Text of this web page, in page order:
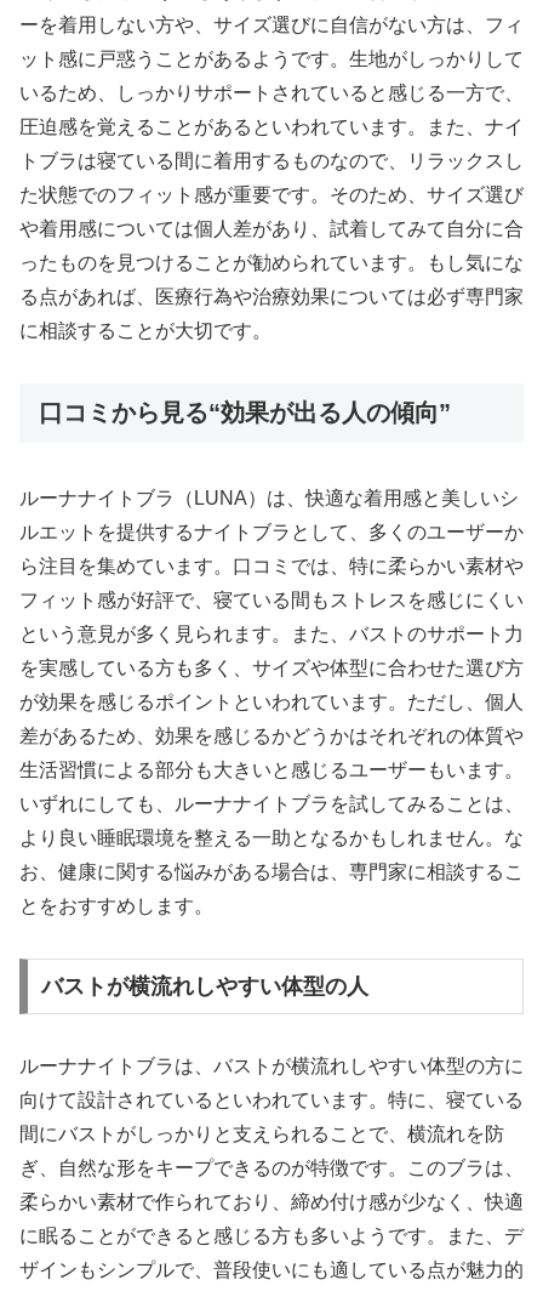
ーを着用しない方や、サイズ選びに自信がない方は、フィ
ット感に戸惑うことがあるようです。生地がしっかりして
いるため、しっかりサポートされていると感じる一方で、
圧迫感を覚えることがあるといわれています。また、ナイ
トブラは寝ている間に着用するものなので、リラックスし
た状態でのフィット感が重要です。そのため、サイズ選び
や着用感については個人差があり、試着してみて自分に合
ったものを見つけることが勧められています。もし気にな
る点があれば、医療行為や治療効果については必ず専門家
に相談することが大切です。
口コミから見る“効果が出る人の傾向”
ルーナナイトブラ（LUNA）は、快適な着用感と美しいシ
ルエットを提供するナイトブラとして、多くのユーザーか
ら注目を集めています。口コミでは、特に柔らかい素材や
フィット感が好評で、寝ている間もストレスを感じにくい
という意見が多く見られます。また、バストのサポート力
を実感している方も多く、サイズや体型に合わせた選び方
が効果を感じるポイントといわれています。ただし、個人
差があるため、効果を感じるかどうかはそれぞれの体質や
生活習慣による部分も大きいと感じるユーザーもいます。
いずれにしても、ルーナナイトブラを試してみることは、
より良い睡眠環境を整える一助となるかもしれません。な
お、健康に関する悩みがある場合は、専門家に相談するこ
とをおすすめします。
バストが横流れしやすい体型の人
ルーナナイトブラは、バストが横流れしやすい体型の方に
向けて設計されているといわれています。特に、寝ている
間にバストがしっかりと支えられることで、横流れを防
ぎ、自然な形をキープできるのが特徴です。このブラは、
柔らかい素材で作られており、締め付け感が少なく、快適
に眠ることができると感じる方も多いようです。また、デ
ザインもシンプルで、普段使いにも適している点が魅力的